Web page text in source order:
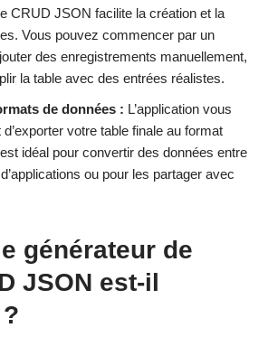
CRUD JSON facilite la création et la
Vous pouvez commencer par un
des enregistrements manuellement,
la table avec des entrées réalistes.
de données : L’application vous
votre table finale au format
idéal pour convertir des données entre
ou pour les partager avec
générateur de
JSON est-il